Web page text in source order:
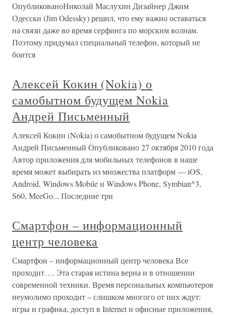
ОпубликованоНиколай Маслухин Дизайнер Джим
Одесски (Jim Odessky) решил, что ему важно оставаться
на связи даже во время серфинга по морским волнам.
Поэтому придумал специальный телефон, который не
боится
Алексей Кокин (Nokia) о
самобытном будущем Nokia
Андрей Письменный
Алексей Кокин (Nokia) о самобытном будущем Nokia
Андрей Письменный Опубликовано 27 октября 2010 года
Автор приложения для мобильных телефонов в наше
время может выбирать из множества платформ — iOS,
Android, Windows Mobile и Windows Phone, Symbian^3,
S60, MeeGo... Последние три
Смартфон – информационный
центр человека
Смартфон – информационный центр человека Все
проходит…. Эта старая истина верна и в отношении
современной техники. Время персональных компьютеров
неумолимо проходит – слишком многого от них ждут:
игры и графика, доступ в Internet и офисные приложения,